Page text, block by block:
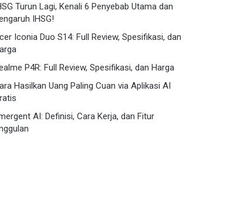
Turun Lagi, Kenali 6 Penyebab Utama dan
IHSG!
Iconia Duo S14: Full Review, Spesifikasi, dan
P4R: Full Review, Spesifikasi, dan Harga
Hasilkan Uang Paling Cuan via Aplikasi AI
AI: Definisi, Cara Kerja, dan Fitur